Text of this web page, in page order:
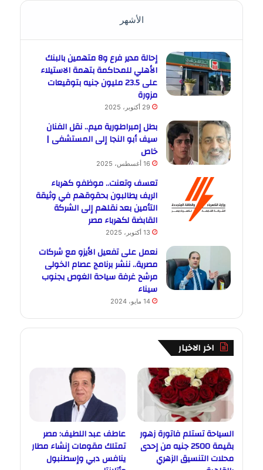
الأشهر
إحالة مدير فرع و8 متهمين بالبنك
الأهلي للمحاكمة بتهمة الاستيلاء
على 23.5 مليون جنيه بتوقيعات
مزورة
29 أكتوبر، 2025
بطل إمبراطورية ميم.. نقل الفنان
سيف أبو النجا إلى المستشفى |
خاص
16 أغسطس، 2025
تعسف وتعنت.. موظفو كهرباء
الريف يطالبون بحقوقهم في وثيقة
التأمين بعد نقلهم إلى الشركة
القابضة لكهرباء مصر
13 أكتوبر، 2025
نعمل على تفعيل الأيزو مع شركات
مصرية.. ننشر برنامج عصام الخولى
مرشح غرفة سياحة الغوص بجنوب
سيناء
14 مايو، 2024
اخر الاخبار
السياحة تستلم فاتورة زهور
بقيمة 2500 جنيه من إحدى
محلات التنسيق الزهري
عاطف عبد اللطيف: مصر
تمتلك مقومات إنشاء مطار
ينافس دبي وإسطنبول